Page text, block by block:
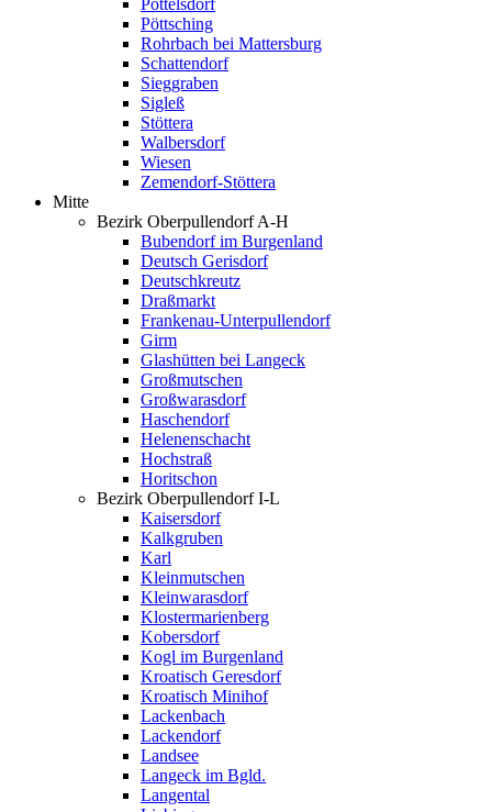
Pöttelsdorf
Pöttsching
Rohrbach bei Mattersburg
Schattendorf
Sieggraben
Sigleß
Stöttera
Walbersdorf
Wiesen
Zemendorf-Stöttera
Mitte
Bezirk Oberpullendorf A-H
Bubendorf im Burgenland
Deutsch Gerisdorf
Deutschkreutz
Draßmarkt
Frankenau-Unterpullendorf
Girm
Glashütten bei Langeck
Großmutschen
Großwarasdorf
Haschendorf
Helenenschacht
Hochstraß
Horitschon
Bezirk Oberpullendorf I-L
Kaisersdorf
Kalkgruben
Karl
Kleinmutschen
Kleinwarasdorf
Klostermarienberg
Kobersdorf
Kogl im Burgenland
Kroatisch Geresdorf
Kroatisch Minihof
Lackenbach
Lackendorf
Landsee
Langeck im Bgld.
Langental